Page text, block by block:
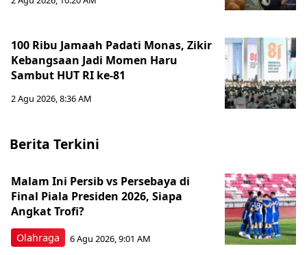
100 Ribu Jamaah Padati Monas, Zikir
Kebangsaan Jadi Momen Haru
Sambut HUT RI ke-81
2 Agu 2026, 8:36 AM
Berita Terkini
Olahraga
Malam Ini Persib vs Persebaya di
Final Piala Presiden 2026, Siapa
Angkat Trofi?
6 Agu 2026, 9:01 AM